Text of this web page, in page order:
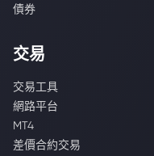
債券
交易
交易工具
網路平台
MT4
差價合約交易